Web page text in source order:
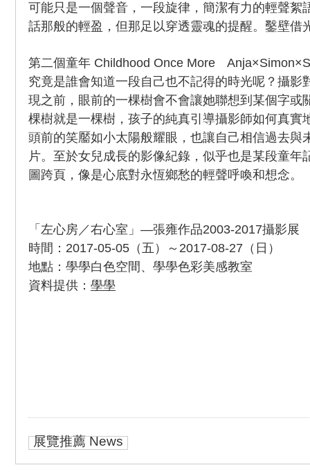
可能只是一個聲音，一段旋律，簡潔有力的輕聲絮
話那般的輕盈，但那足以穿透靈魂的提醒。鑿壁借
第二個童年 Childhood Once More
究竟是誰會知道一段自己也不記得的時光呢？攝影
現之前，眼前的一棵樹會不會讓她聯想到某個字或
棵樹就是一棵樹，孩子的純真引導攝影師如何真實
頭前的笑靨如小太陽般耀眼，也讓自己相信過去與
片。至於女兒成長的影像紀錄，似乎也是某段童年
圖跨頁，像是心底對永恆鄉愁的輕聲呼喚和想念。
「左心房／右心室」—張雍作品2003-2017攝影展
時間：2017-05-05（五）～2017-08-27（日）
地點：學學白色空間、學學色彩美感教室
資料提供： 學學
展覽推薦 News